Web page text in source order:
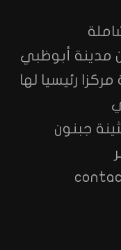
مدينة أبوظبي
مركزا رئيسيا لها
جبنون